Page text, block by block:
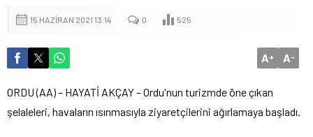
15 HAZIRAN 2021 13:14 0 525
A+ A-
ORDU (AA) – HAYATİ AKÇAY – Ordu'nun turizmde öne çıkan
şelaleleri, havaların ısınmasıyla ziyaretçilerini ağırlamaya başladı.